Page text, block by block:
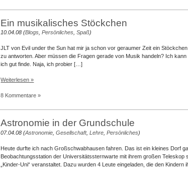
ziehe
um!
Ein musikalisches Stöckchen
10.04.08 (Blogs ,Persönliches ,Spaß)
JLT von Evil under the Sun hat mir ja schon vor geraumer Zeit ein
zu antworten. Aber müssen die Fragen gerade von Musik handeln? Ich
ich gut finde. Naja, ich probier […]
Weiterlesen »
8 Kommentare »
Astronomie in der Grundschule
07.04.08 (Astronomie ,Gesellschaft,Lehre ,Persönliches)
Heute durfte ich nach Großschwabhausen fahren. Das ist ein kleines Dorf
Beobachtungsstation der Universitätssternwarte mit ihrem großen
„Kinder-Uni“ veranstaltet. Dazu wurden 4 Leute eingeladen, die den